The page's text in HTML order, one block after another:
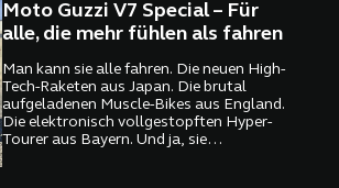
Moto Guzzi V7 Special – Für
alle, die mehr fühlen als fahren
Man kann sie alle fahren. Die neuen High-
Tech-Raketen aus Japan. Die brutal
aufgeladenen Muscle-Bikes aus England.
Die elektronisch vollgestopften Hyper-
Tourer aus Bayern. Und ja, sie
beeindrucken. Leistung, Traktion,